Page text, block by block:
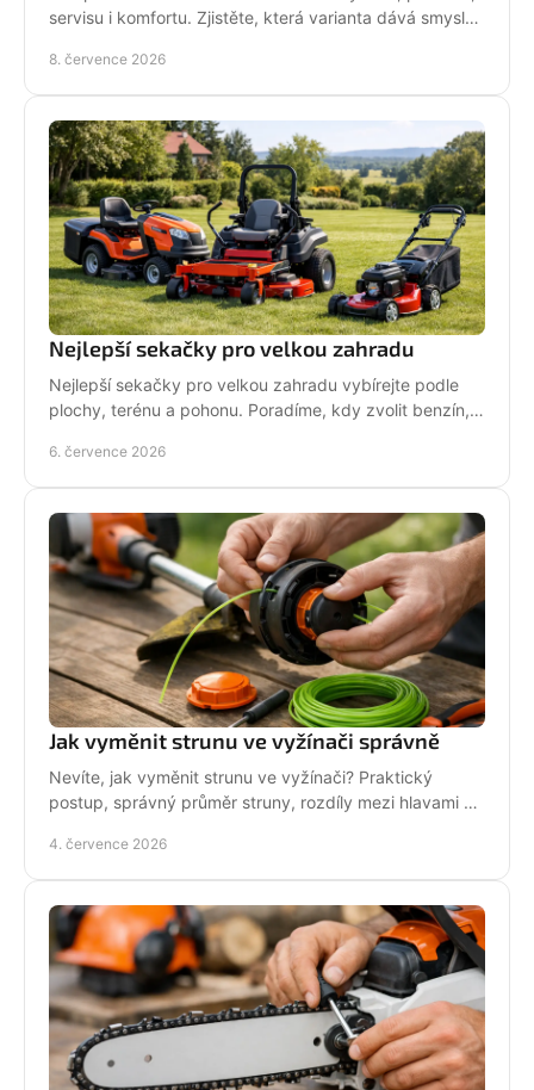
servisu i komfortu. Zjistěte, která varianta dává smysl
8. července 2026
Nejlepší sekačky pro velkou zahradu
Nejlepší sekačky pro velkou zahradu vybírejte podle
plochy, terénu a pohonu. Poradíme, kdy zvolit benzín,
6. července 2026
Jak vyměnit strunu ve vyžínači správně
Nevíte, jak vyměnit strunu ve vyžínači? Praktický
postup, správný průměr struny, rozdíly mezi hlavami a
4. července 2026